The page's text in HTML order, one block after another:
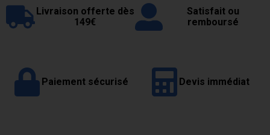
Livraison offerte dès
149€
Satisfait ou
remboursé
Paiement sécurisé Devis immédiat